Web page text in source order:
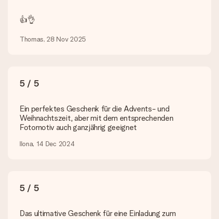
bestimmten Farbe aber wirst auf unserer Seite nicht fündig?
Kontaktiere bitte unseren Kundenservice, dort wird dir gerne
Geschenkkarte“ an. Klicke diese Option an, wenn du diese
Karte mitschicken möchtest. Auf diese Karte kannst du eine
weiß, von wem die Überraschung ist.
Wird mein Geschenk in Geschenkpapier geliefert?
Geschenke werden in einer fröhlichen Versandverpackung
Kann ich ein Lieferdatum wählen?
👍👌
Thomas, 28 Nov 2025
5 / 5
Ein perfektes Geschenk für die Advents- und
Weihnachtszeit, aber mit dem entsprechenden
Fotomotiv auch ganzjährig geeignet
Ilona, 14 Dec 2024
5 / 5
Das ultimative Geschenk für eine Einladung zum